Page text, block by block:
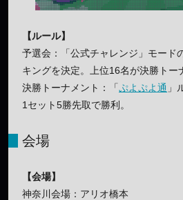
【ルール】
予選会：「公式チャレンジ」モード
キングを決定。上位16名が決勝トー
決勝トーナメント：「ぷよぷよ通 」
1セット5勝先取で勝利。
会場
【会場】
神奈川会場：アリオ橋本